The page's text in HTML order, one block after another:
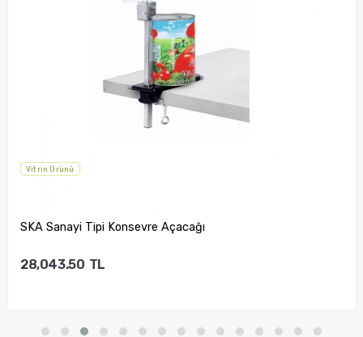
Vitrin Ürünü
SKA Sanayi Tipi Konsevre Açacağı
28,043.50 TL